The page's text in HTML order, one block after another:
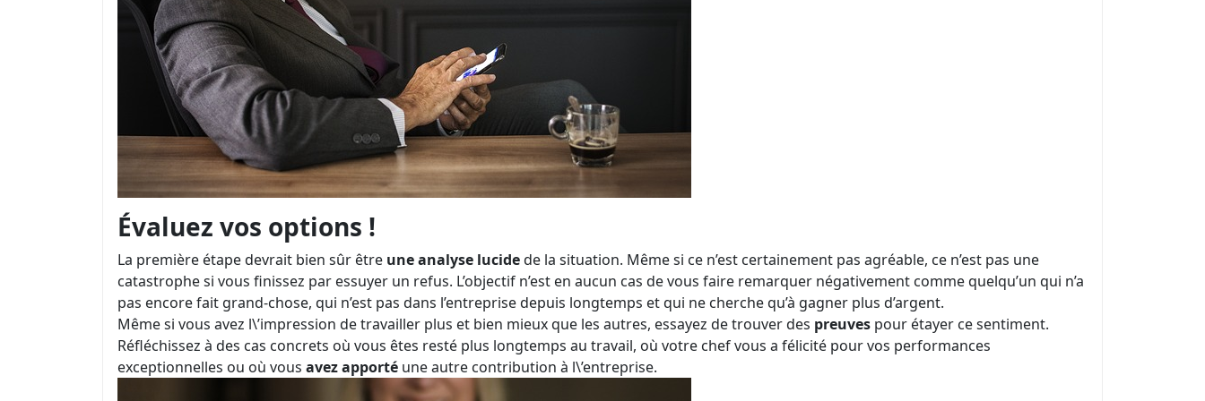
Évaluez vos options !
La première étape devrait bien sûr être une analyse lucidede la situation. Même si ce n’est certainement pas agréable, ce n’est pas une
catastrophe si vous finissez par essuyer un refus. L’objectif n’est en aucun cas de vous faire remarquer négativement comme quelqu’un qui n’a
pas encore fait grand-chose, qui n’est pas dans l’entreprise depuis longtemps et qui ne cherche qu’à gagner plus d’argent.
Même si vous avez l\’impression de travailler plus et bien mieux que les autres, essayez de trouver des preuves pour étayer ce sentiment.
Réfléchissez à des cas concrets où vous êtes resté plus longtemps au travail, où votre chef vous a félicité pour vos performances
exceptionnelles ou où vous avez apporté une autre contribution à l\’entreprise.